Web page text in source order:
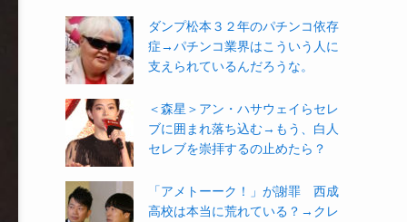
ダンプ松本３２年のパチンコ依存
症→パチンコ業界はこういう人に
支えられているんだろうな。
＜森星＞アン・ハサウェイらセレ
ブに囲まれ落ち込む→もう、白人
セレブを崇拝するの止めたら？
「アメトーーク！」が謝罪 西成
高校は本当に荒れている？→クレ